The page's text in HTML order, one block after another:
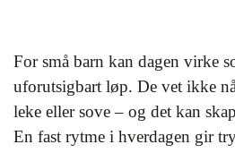
For små barn kan dagen virke
uforutsigbart løp. De vet ikke
leke eller sove – og det kan
En fast rytme i hverdagen gir